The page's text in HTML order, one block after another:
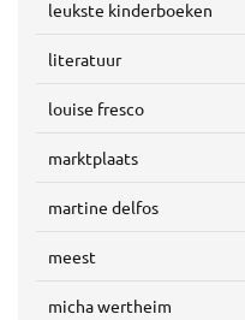
leukste kinderboeken
literatuur
louise fresco
marktplaats
martine delfos
meest
micha wertheim